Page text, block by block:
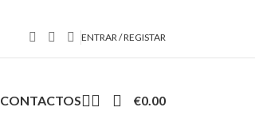
ENTRAR / REGISTAR
CONTACTOS €0.00